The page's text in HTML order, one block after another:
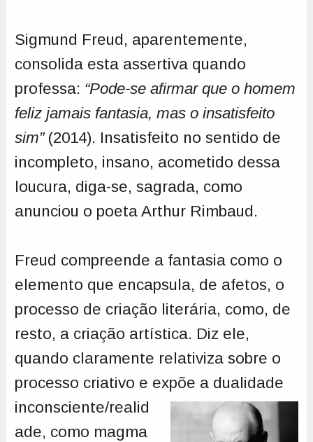
Sigmund Freud, aparentemente,
consolida esta assertiva quando
professa: “Pode-se afirmar que o homem
feliz jamais fantasia, mas o insatisfeito
sim”(2014). Insatisfeito no sentido de
incompleto, insano, acometido dessa
loucura, diga-se, sagrada, como
anunciou o poeta Arthur Rimbaud.
Freud compreende a fantasia como o
elemento que encapsula, de afetos, o
processo de criação literária, como, de
resto, a criação artística. Diz ele,
quando claramente relativiza sobre o
processo criativo e expõe a dualidade
inconsciente/realid
ade, como magma